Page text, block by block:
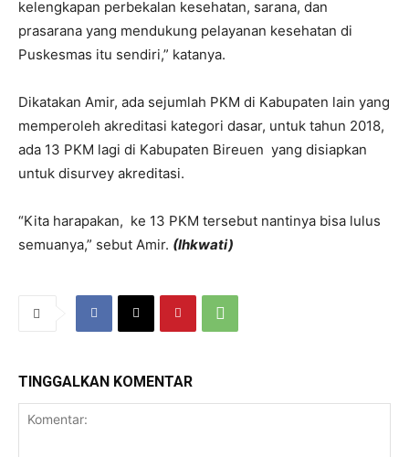
kelengkapan perbekalan kesehatan, sarana, dan
prasarana yang mendukung pelayanan kesehatan di
Puskesmas itu sendiri,” katanya.
Dikatakan Amir, ada sejumlah PKM di Kabupaten lain yang
memperoleh akreditasi kategori dasar, untuk tahun 2018,
ada 13 PKM lagi di Kabupaten Bireuen yang disiapkan
untuk disurvey akreditasi.
“Kita harapakan, ke 13 PKM tersebut nantinya bisa lulus
semuanya,” sebut Amir. (Ihkwati)
TINGGALKAN KOMENTAR